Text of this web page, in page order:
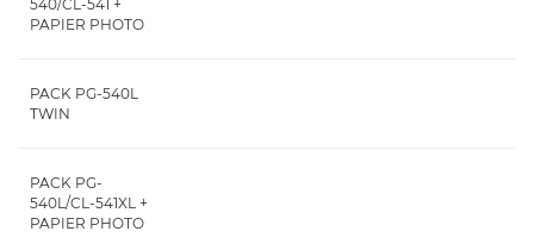
540/CL-541 +
PAPIER PHOTO
PACK PG-540L
TWIN
PACK PG-
540L/CL-541XL +
PAPIER PHOTO